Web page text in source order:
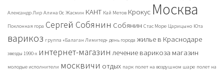
Александр Лир Алина Ос Жасмин КАНТ Кай Метов Крокус Москва
Поклонная гора Сергей Собянин Собянин Стас Море Царицыно Юта
варикоз группа «Балаган Лимитед» день города жилье в Краснодаре
звезды 1990-х интернет-магазин лечение варикоза магазин
молодые исполнители москвичи отдых парк полет на воздушном шаре полет на